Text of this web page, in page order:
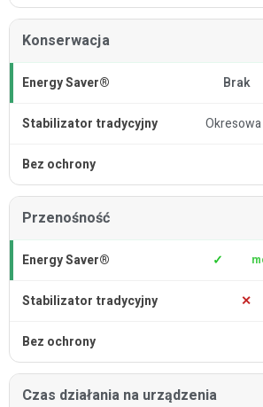
Konserwacja
Brak
Okresowa
Przenośność
✓
✕
Czas działania na urządzenia